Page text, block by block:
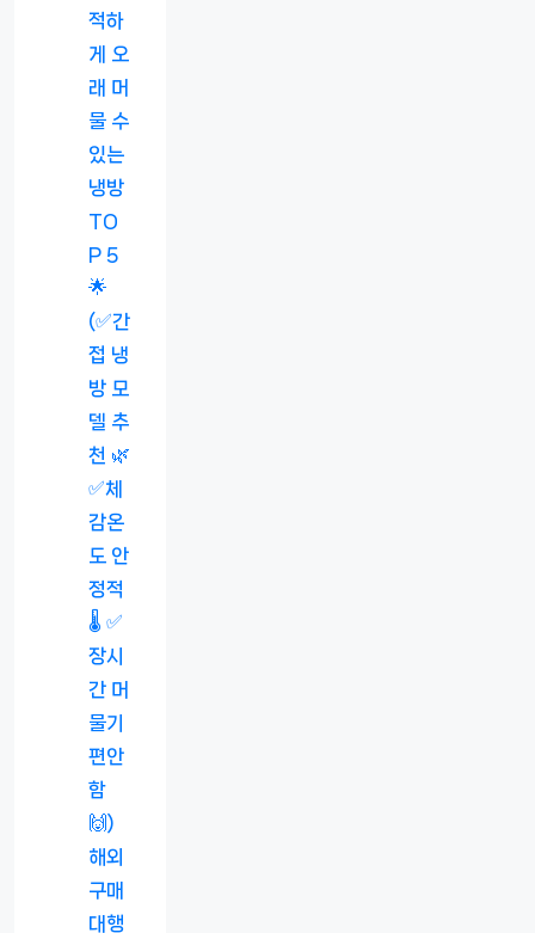
적하
게 오
래 머
물 수
있는
냉방
TO
P 5
🌟
(✅간
접 냉
방 모
델 추
천 🌿
✅체
감온
도 안
정적
🌡️ ✅
장시
간 머
물기
편안
함
🙌)
해외
구매
대행